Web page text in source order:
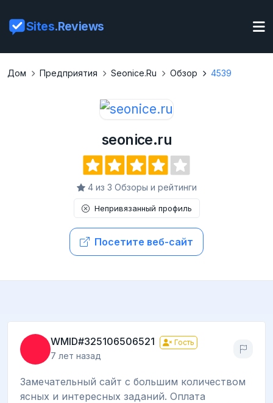
Sites.Reviews
Дом Предприятия Seonice.ru Обзор 4539
seonice.ru
4 из 3 Обзоры и рейтинги
Непривязанный профиль
Посетите веб-сайт
WMID#325106506521 Гость
7 лет назад
Замечательный сайт с большим количеством
ясных и интересных заданий. Оплата